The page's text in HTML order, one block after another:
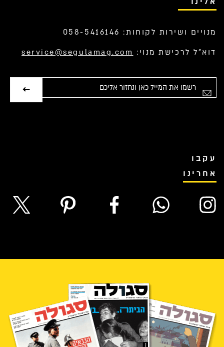
מנויים ושירות לקוחות: 058-5416146
דוא”ל לרכישת מנוי: service@segulamag.com
עקבו
אחרינו